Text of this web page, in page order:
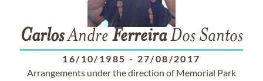
CarlosAndre FerreiraDos Santos
16/10/1985 - 27/08/2017
Arrangements under the direction of Memorial Park